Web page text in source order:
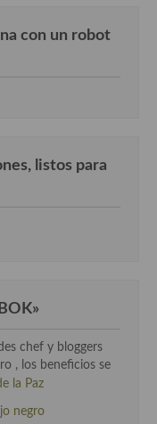
con un robot
listos para
chef y bloggers
, los beneficios se
la Paz